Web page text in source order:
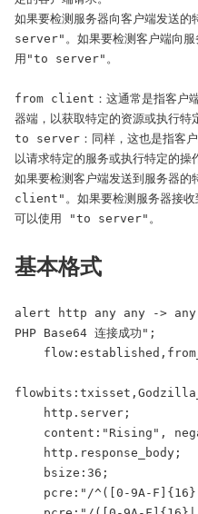
如果要检测服务器向客户端发送
server"。如果要检测客户端向服
用"to server"。
from client：这通常是指客户端
器端，以获取特定的资源或执行特
to server：同样，这也是指客户
以请求特定的服务或执行特定的操
如果要检测客户端发送到服务器
client"。如果要检测服务器接收
可以使用 "to server"。
基本格式
alert http any any -> any
PHP Base64 连接成功";